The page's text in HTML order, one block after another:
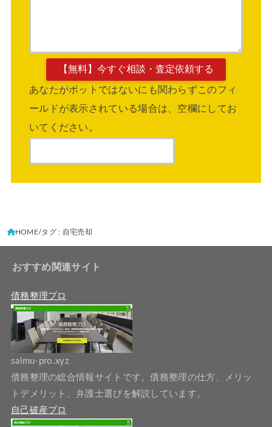
あなたがボットではないにも関わらずこのフィ
ールドが表示されている場合は、空欄にしてお
いてください。
HOME タグ : 自宅売却
おすすめ関連サイト
債務整理プロ
saimu-pro.xyz
債務整理の総合情報サイトです。債務整理の仕方、メリッ
トデメリット、弁護士選びを解説しています。
自己破産プロ